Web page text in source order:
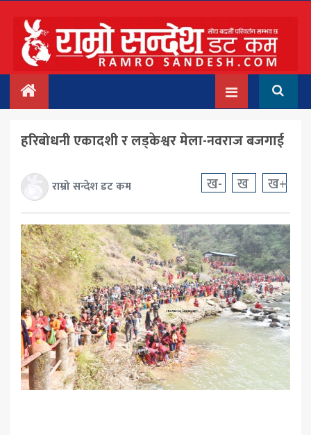
मुख्य
समाचार
देश/प्रदेश
राजनीति
बिचार
अन्तर्वार्ता
बिजनेस
अन्तराष्ट्रिय
प्रवास
खेलकुद
मनोरञ्जन
अन्य
हरिबोधनी एकादशी र लड्केश्वर मेला-नवराज बजगाई
राम्रो सन्देश डट कम ख- ख ख+